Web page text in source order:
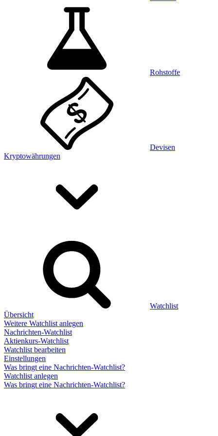
Rohstoffe
Devisen
Kryptowährungen
Watchlist
Übersicht
Weitere Watchlist anlegen
Nachrichten-Watchlist
Aktienkurs-Watchlist
Watchlist bearbeiten
Einstellungen
Was bringt eine Nachrichten-Watchlist?
Watchlist anlegen
Was bringt eine Nachrichten-Watchlist?